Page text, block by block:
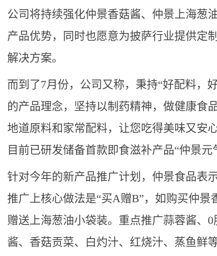
公司将持续强化仲景香菇酱、仲景上海葱
产品优势，同时也愿意为披萨行业提供定
解决方案。
而到了7月份，公司又称，秉持“好配料，
的产品理念，坚持以制药精神，做健康食
地道原料和家常配料，让您吃得美味又安
目前已研发储备首款即食滋补产品“仲景元
针对今年的新产品推广计划，仲景食品表
推广上核心做法是“买A赠B”，如购买仲景
赠送上海葱油小袋装。重点推广蒜蓉酱、0
酱、香菇贡菜、白灼汁、红烧汁、蒸鱼鲜